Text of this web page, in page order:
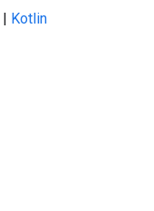
| Kotlin